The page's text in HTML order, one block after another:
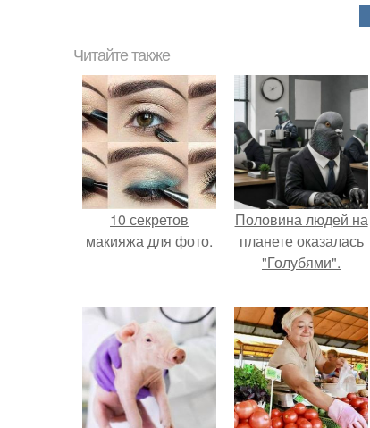
Читайте также
10 секретов
макияжа для фото.
Половина людей на
планете оказалась
"Голубями".